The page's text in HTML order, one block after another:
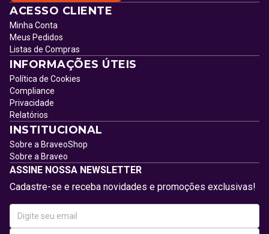
ACESSO CLIENTE
Minha Conta
Meus Pedidos
Listas de Compras
INFORMAÇÕES ÚTEIS
Política de Cookies
Compliance
Privacidade
Relatórios
INSTITUCIONAL
Sobre a BraveoShop
Sobre a Braveo
ASSINE NOSSA NEWSLETTER
Cadastre-se e receba novidades e promoções exclusivas!